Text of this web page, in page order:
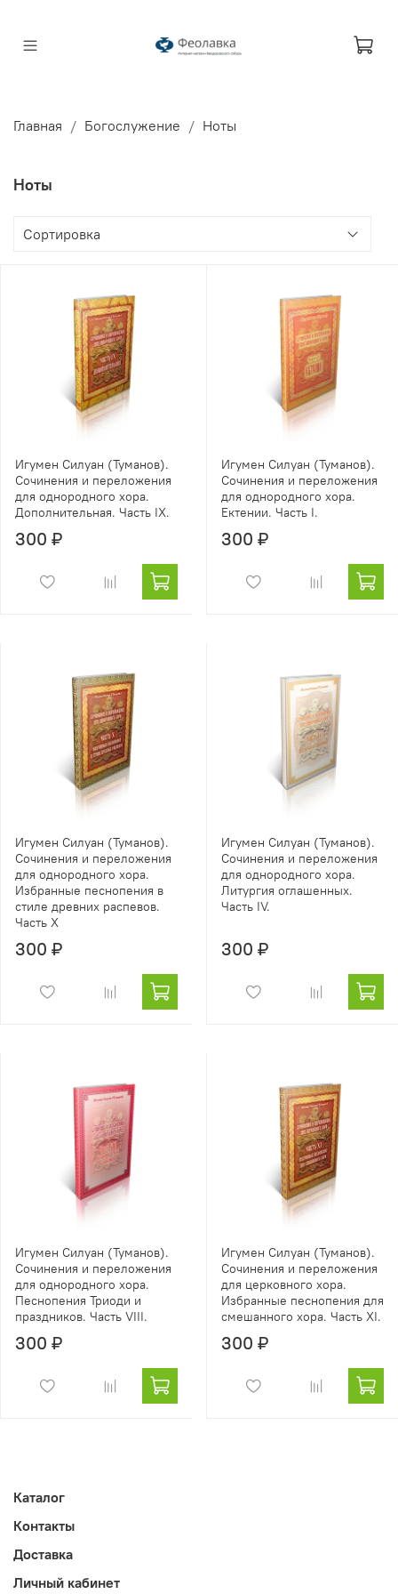
Главная Богослужение Ноты
Ноты
Игумен Силуан (Туманов).
Сочинения и переложения
для однородного хора.
Дополнительная. Часть IX.
300 ₽
Игумен Силуан (Туманов).
Сочинения и переложения
для однородного хора.
Ектении. Часть I.
300 ₽
Игумен Силуан (Туманов).
Сочинения и переложения
для однородного хора.
Избранные песнопения в
стиле древних распевов.
Часть Х
300 ₽
Игумен Силуан (Туманов).
Сочинения и переложения
для однородного хора.
Литургия оглашенных.
Часть IV.
300 ₽
Игумен Силуан (Туманов).
Сочинения и переложения
для однородного хора.
Песнопения Триоди и
праздников. Часть VIII.
300 ₽
Игумен Силуан (Туманов).
Сочинения и переложения
для церковного хора.
Избранные песнопения для
смешанного хора. Часть ХI.
300 ₽
Каталог
Контакты
Доставка
Личный кабинет